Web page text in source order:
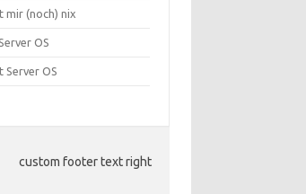
mir (noch) nix
OS
Server OS
custom footer text right